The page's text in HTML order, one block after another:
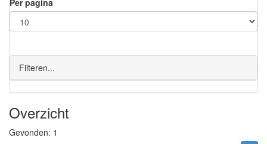
Per pagina
Filteren...
Overzicht
Gevonden: 1